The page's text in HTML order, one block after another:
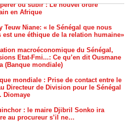
macroéconomique du Sénégal,
Etat-Fmi...: Ce qu’en dit Ousmane
(Banque mondiale)
mondiale : Prise de contact entre le
Directeur de Division pour le Sénégal
Diomaye
: le maire Djibril Sonko ira
au procureur s’il ne…